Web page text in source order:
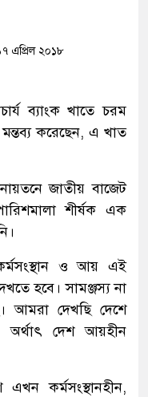
এপ্রিল ২০১৮
ব্যাংক খাতে চরম
করেছেন, এ খাত
জাতীয় বাজেট
শীর্ষক এক
ও আয় এই
হবে। সামঞ্জস্য না
আমরা দেখছি দেশে
অর্থাৎ দেশ আয়হীন
এখন কর্মসংস্থানহীন,